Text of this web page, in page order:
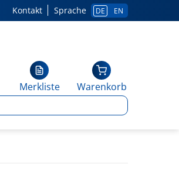
Sprache DE EN
Kontakt
Warenkorb
Merkliste